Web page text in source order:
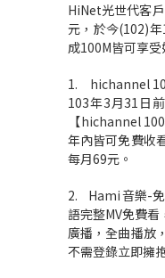
HiNet光世代客
元，於今(102)
成100M皆可享受
1. hichannel
103年3月31日
【hichannel
年內皆可免費收
每月69元。
2. Hami音樂-
語完整MV免費
廣播，全曲播放
不需登錄立即擁